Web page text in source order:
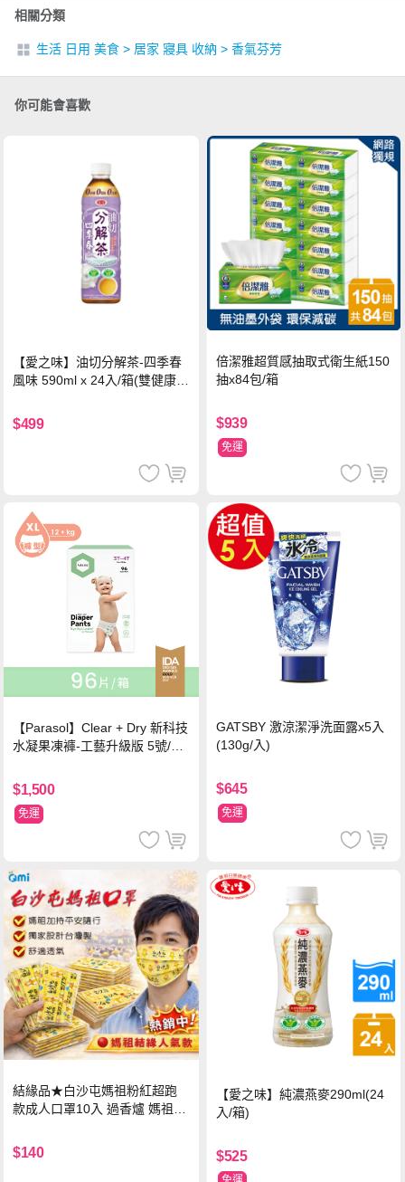
相關分類
生活 日用 美食 > 居家 寢具 收納 > 香氣芬芳
你可能會喜歡
【愛之味】油切分解茶-四季春
風味 590ml x 24入/箱(雙健康認
$499
倍潔雅超質感抽取式衛生紙150
抽x84包/箱
$939
免運
【Parasol】Clear + Dry 新科技
水凝果凍褲-工藝升級版 5號/XL
$1,500
免運
GATSBY 激涼潔淨洗面露x5入
(130g/入)
$645
免運
結緣品★白沙屯媽祖粉紅超跑
款成人口罩10入 過香爐 媽祖加
$140
【愛之味】純濃燕麥290ml(24
入/箱)
$525